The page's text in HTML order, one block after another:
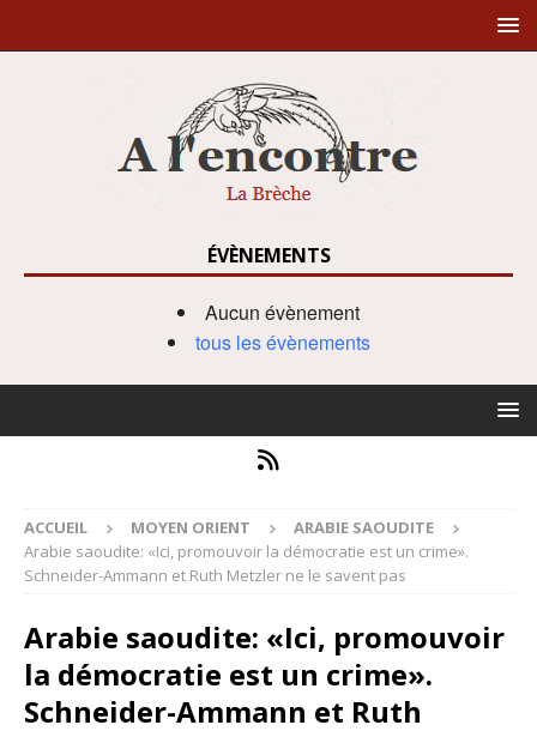
ÉVÈNEMENTS
Aucun évènement
tous les évènements
ACCUEIL MOYEN ORIENT
ARABIE SAOUDITE
Arabie saoudite: «Ici, promouvoir la démocratie est un crime».
Schneider-Ammann et Ruth Metzler ne le savent pas
Arabie saoudite: «Ici, promouvoir
la démocratie est un crime».
Schneider-Ammann et Ruth